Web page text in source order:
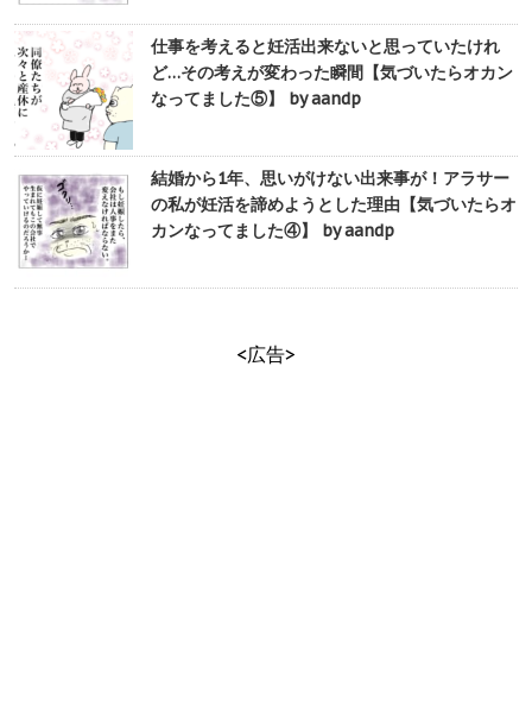
仕事を考えると妊活出来ないと思っていたけれ
ど…その考えが変わった瞬間【気づいたらオカン
なってました⑤】 by aandp
結婚から1年、思いがけない出来事が！アラサー
の私が妊活を諦めようとした理由【気づいたらオ
カンなってました④】 by aandp
<広告>